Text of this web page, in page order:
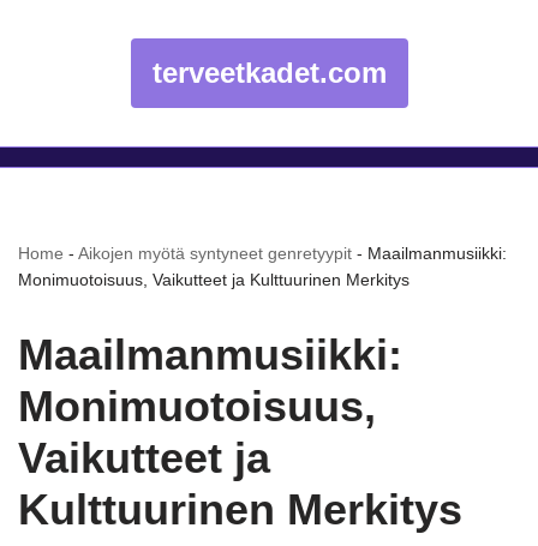
terveetkadet.com
Home - Aikojen myötä syntyneet genretyypit - Maailmanmusiikki:
Monimuotoisuus, Vaikutteet ja Kulttuurinen Merkitys
Maailmanmusiikki:
Monimuotoisuus,
Vaikutteet ja
Kulttuurinen Merkitys